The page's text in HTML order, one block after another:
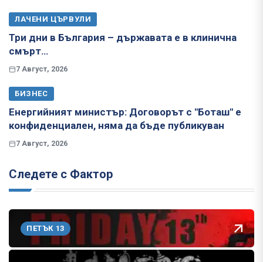
ЛАЧЕНИ ЦЪРВУЛИ
Три дни в България – държавата е в клинична
смърт…
7 Август, 2026
БИЗНЕС
Енергийният министър: Договорът с "Боташ" е
конфиденциален, няма да бъде публикуван
7 Август, 2026
Следете с Фактор
ПЕТЪК 13